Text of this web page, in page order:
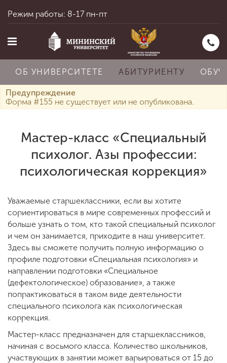
Об университете
Обучение
Наука
Международная
деятельность
Другие виды
деятельности
Режим работы: 8-17 пн-пт
ОБ УНИВЕРСИТЕТЕ АБИТУРИЕНТУ
Предупреждение
Форма #155 не существует или не опубликована.
Мастер-класс «Специальный
психолог. Азы профессии:
психологическая коррекция»
Уважаемые старшеклассники, если вы хотите
сориентироваться в мире современных профессий и
больше узнать о том, кто такой специальный психолог
и чем он занимается, приходите в наш университет.
Здесь вы сможете получить полную информацию о
профиле подготовки «Специальная психология» и
направлении подготовки «Специальное
(дефектологическое) образование», а также
попрактиковаться в таком виде деятельности
специального психолога как психологическая
коррекция.
Мастер-класс предназначен для старшеклассников,
начиная с восьмого класса. Количество школьников,
участвующих в занятии может варьироваться от 15 до